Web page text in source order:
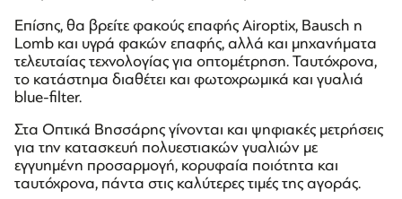
Επίσης, θα βρείτε φακούς επαφής Airoptix, Bausch n
Lomb και υγρά φακών επαφής, αλλά και μηχανήματα
τελευταίας τεχνολογίας για οπτομέτρηση. Ταυτόχρονα,
το κατάστημα διαθέτει και φωτοχρωμικά και γυαλιά
blue-filter.
Στα Οπτικά Βησσάρης γίνονται και ψηφιακές μετρήσεις
για την κατασκευή πολυεστιακών γυαλιών με
εγγυημένη προσαρμογή, κορυφαία ποιότητα και
ταυτόχρονα, πάντα στις καλύτερες τιμές της αγοράς.